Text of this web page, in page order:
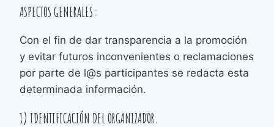
ASPECTOS GENERALES:
Con el fin de dar transparencia a la promoción
y evitar futuros inconvenientes o reclamaciones
por parte de l@s participantes se redacta esta
determinada información.
1) IDENTIFICACIÓN DEL ORGANIZADOR.